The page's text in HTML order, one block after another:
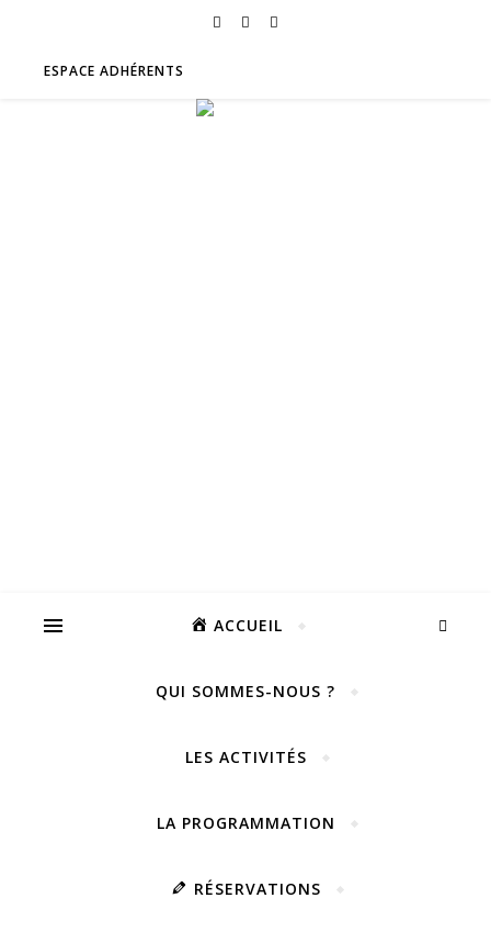
ESPACE ADHÉRENTS
ACCUEIL
QUI SOMMES-NOUS ?
LES ACTIVITÉS
LA PROGRAMMATION
RÉSERVATIONS